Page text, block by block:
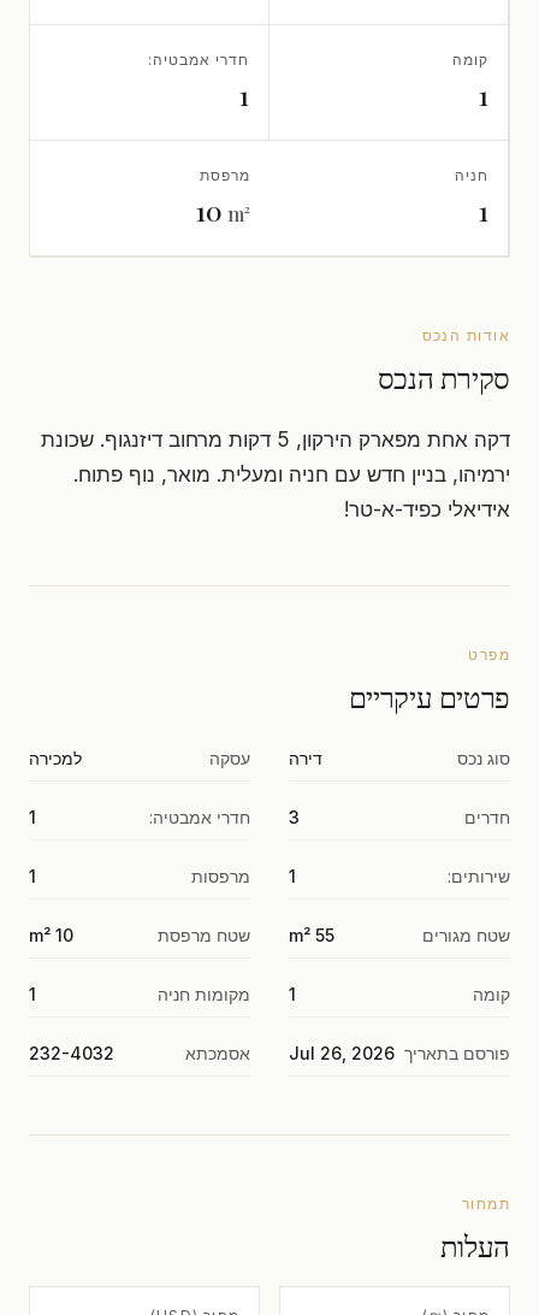
קומה
1
חדרי אמבטיה:
1
חניה
1
מרפסת
10 m²
אודות הנכס
סקירת הנכס
דקה אחת מפארק הירקון, 5 דקות מרחוב דיזנגוף. שכונת
ירמיהו, בניין חדש עם חניה ומעלית. מואר, נוף פתוח.
אידיאלי כפיד-א-טר!
מפרט
פרטים עיקריים
סוג נכס דירה עסקה למכירה
חדרים 3 חדרי אמבטיה: 1
שירותים: 1 מרפסות 1
שטח מגורים 55 m² שטח מרפסת 10 m²
קומה 1 מקומות חניה 1
פורסם בתאריך Jul 26, 2026 אסמכתא 232-4032
תמחור
העלות